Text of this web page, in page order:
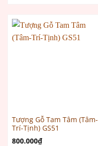
Tượng Gỗ Tam Tâm (Tâm-
Trí-Tịnh) GS51
800.000₫